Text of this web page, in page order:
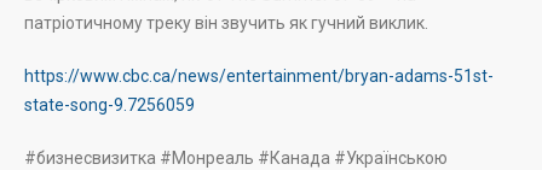
патріотичному треку він звучить як гучний виклик.
https://www.cbc.ca/news/entertainment/bryan-adams-51st-
state-song-9.7256059
#бизнесвизитка #Монреаль #Канада #Українською